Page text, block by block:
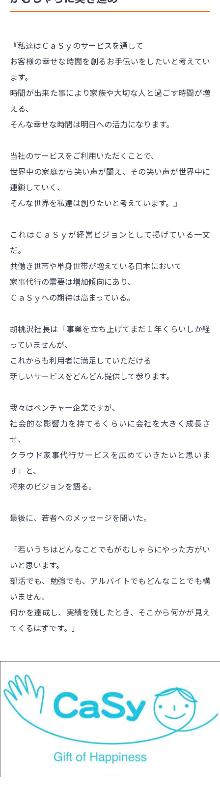
『私達はＣａＳｙのサービスを通して
お客様の幸せな時間を創るお手伝いをしたいと考えてい
ます。
時間が出来た事により家族や大切な人と過ごす時間が増
える、
そんな幸せな時間は明日への活力になります。
当社のサービスをご利用いただくことで、
世界中の家庭から笑い声が聞え、その笑い声が世界中に
連鎖していく、
そんな世界を私達は創りたいと考えています。』
これはＣａＳｙが経営ビジョンとして掲げている一文
だ。
共働き世帯や単身世帯が増えている日本において
家事代行の需要は増加傾向にあり、
ＣａＳｙへの期待は高まっている。
胡桃沢社長は「事業を立ち上げてまだ１年くらいしか経
っていませんが、
これからも利用者に満足していただける
新しいサービスをどんどん提供して参ります。
我々はベンチャー企業ですが、
社会的な影響力を持てるくらいに会社を大きく成長さ
せ、
クラウド家事代行サービスを広めていきたいと思いま
す」と、
将来のビジョンを語る。
最後に、若者へのメッセージを聞いた。
「若いうちはどんなことでもがむしゃらにやった方がい
いと思います。
部活でも、勉強でも、アルバイトでもどんなことでも構
いません。
何かを達成し、実績を残したとき、そこから何かが見え
てくるはずです。」